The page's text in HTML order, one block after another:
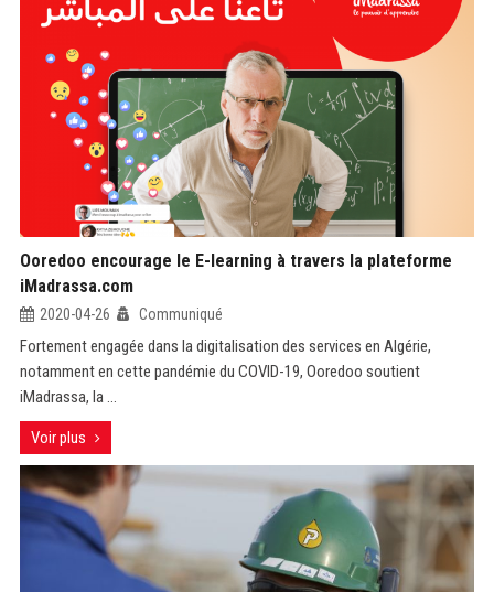
Ooredoo encourage le E-learning à travers la plateforme
iMadrassa.com
2020-04-26 Communiqué
Fortement engagée dans la digitalisation des services en Algérie,
notamment en cette pandémie du COVID-19, Ooredoo soutient
iMadrassa, la ...
Voir plus